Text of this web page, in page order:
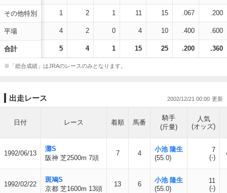
その他特別
平場
合計
1 2 1 11 15 .067 .200
4 2 0 4 10 .400 .600
5 4 1 15 25 .200 .360
※「総合成績」はJRAのレースのみとなります。
出走レース 2002/12/21 00:00
日付 レース 着順 馬番
騎手
(斤量)
人気
(オッズ)
1992/06/13
灘S
阪神 芝2500m 7頭
7 4
小池 隆生
(55.0)
7
(-)
1992/02/22
斑鳩S
京都 芝1600m 13頭
13 6
小池 隆生
(55.0)
11
(-)